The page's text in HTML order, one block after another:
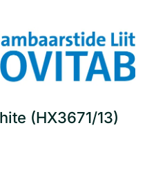
(HX3671/13)